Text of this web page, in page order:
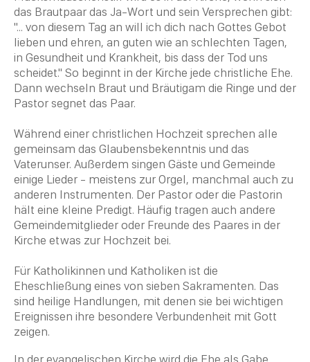
das Brautpaar das Ja-Wort und sein Versprechen gibt:
"... von diesem Tag an will ich dich nach Gottes Gebot
lieben und ehren, an guten wie an schlechten Tagen,
in Gesundheit und Krankheit, bis dass der Tod uns
scheidet." So beginnt in der Kirche jede christliche Ehe.
Dann wechseln Braut und Bräutigam die Ringe und der
Pastor segnet das Paar.
Während einer christlichen Hochzeit sprechen alle
gemeinsam das Glaubensbekenntnis und das
Vaterunser. Außerdem singen Gäste und Gemeinde
einige Lieder - meistens zurOrgel, manchmal auch zu
anderen Instrumenten. Der Pastor oder die Pastorin
hält eine kleine Predigt. Häufig tragen auch andere
Gemeindemitglieder oder Freunde des Paares in der
Kirche etwas zur Hochzeit bei.
Für Katholikinnen und Katholiken ist die
Eheschließung eines von sieben Sakramenten. Das
sind heilige Handlungen, mit denen sie bei wichtigen
Ereignissen ihre besondere Verbundenheit mit Gott
zeigen.
In der evangelischen Kirche wird die Ehe als Gabe